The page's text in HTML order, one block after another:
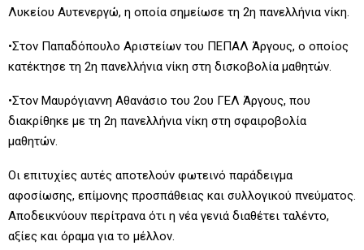
Λυκείου Αυτενεργώ, η οποία σημείωσε τη 2η πανελλήνια νίκη.
•Στον Παπαδόπουλο Αριστείων του ΠΕΠΑΛ Άργους, ο οποίος
κατέκτησε τη 2η πανελλήνια νίκη στη δισκοβολία μαθητών.
•Στον Μαυρόγιαννη Αθανάσιο του 2ου ΓΕΛ Άργους, που
διακρίθηκε με τη 2η πανελλήνια νίκη στη σφαιροβολία
μαθητών.
Οι επιτυχίες αυτές αποτελούν φωτεινό παράδειγμα
αφοσίωσης, επίμονης προσπάθειας και συλλογικού πνεύματος.
Αποδεικνύουν περίτρανα ότι η νέα γενιά διαθέτει ταλέντο,
αξίες και όραμα για το μέλλον.